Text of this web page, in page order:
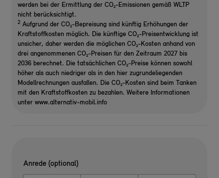
werden bei der Ermittlung der CO₂-Emissionen gemäß WLTP
nicht berücksichtigt.
2 Aufgrund der CO₂-Bepreisung sind künftig Erhöhungen der
Kraftstoffkosten möglich. Die künftige CO₂-Preisentwicklung ist
unsicher, daher werden die möglichen CO₂-Kosten anhand von
drei angenommenen CO₂-Preisen für den Zeitraum 2027 bis
2036 berechnet. Die tatsächlichen CO₂-Preise können sowohl
höher als auch niedriger als in den hier zugrundeliegenden
Modellrechnungen ausfallen. Die CO₂-Kosten sind beim Tanken
mit den Kraftstoffkosten zu bezahlen. Weitere Informationen
unter www.alternativ-mobil.info
Anrede (optional)